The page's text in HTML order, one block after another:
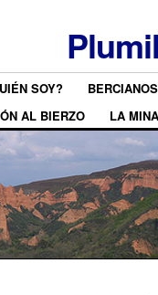
SOY?
AL BIERZO
LA MINA